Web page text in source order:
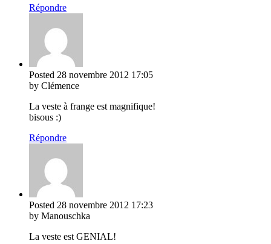
Répondre
Posted 28 novembre 2012 17:05
by Clémence
La veste à frange est magnifique!
bisous :)
Répondre
Posted 28 novembre 2012 17:23
by Manouschka
La veste est GENIAL!